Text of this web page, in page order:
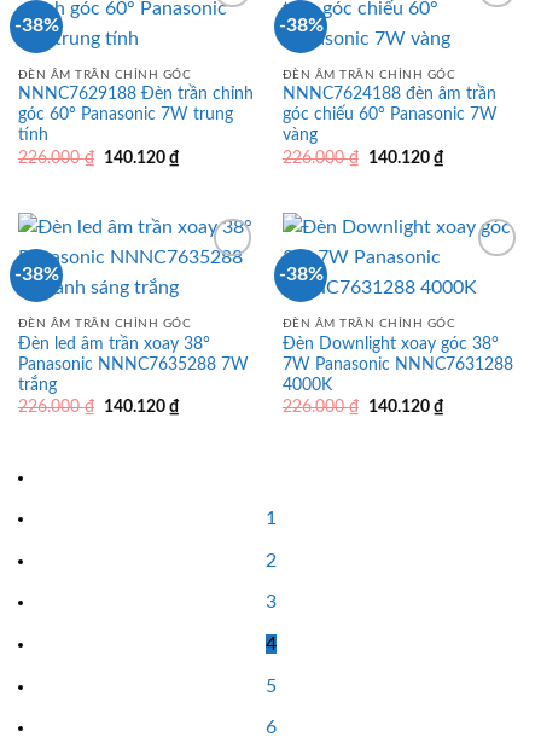
-38%
ĐÈN ÂM TRẦN CHỈNH GÓC
NNNC7629188 Đèn trần chỉnh
góc 60° Panasonic 7W trung
tính
226.000₫
Giá
140.120 ₫Giá
hiện
140.120 ₫.
-38%
ĐÈN ÂM TRẦN CHỈNH GÓC
NNNC7624188 đèn âm trần
góc chiếu 60° Panasonic 7W
vàng
226.000₫
Giá
140.120 ₫Giá
hiện
140.120 ₫.
-38%
ĐÈN ÂM TRẦN CHỈNH GÓC
Đèn led âm trần xoay 38°
Panasonic NNNC7635288 7W
trắng
226.000₫
Giá
140.120 ₫Giá
-38%
ĐÈN ÂM TRẦN CHỈNH GÓC
Đèn Downlight xoay góc 38°
7W Panasonic NNNC7631288
4000K
226.000₫
Giá
140.120 ₫Giá
1
2
3
4
5
6